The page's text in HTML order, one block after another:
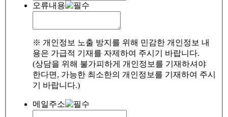
오류내용
※ 개인정보 노출 방지를 위해 민감한 개인정보 내
용은 가급적 기재를 자제하여 주시기 바랍니다.
(상담을 위해 불가피하게 개인정보를 기재하셔야
한다면, 가능한 최소한의 개인정보를 기재하여 주시
기 바랍니다.)
메일주소